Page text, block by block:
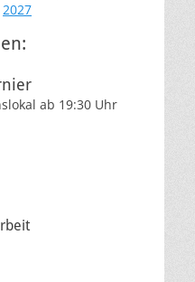
2027
ab 19:30 Uhr